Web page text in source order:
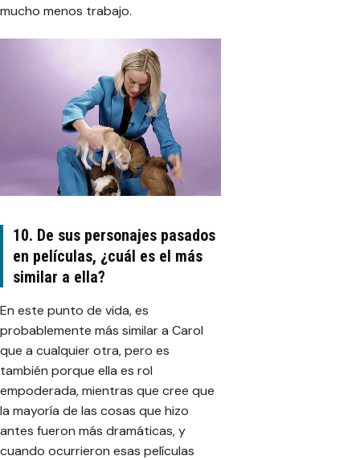
mucho menos trabajo.
10. De sus personajes pasados
en películas, ¿cuál es el más
similar a ella?
En este punto de vida, es
probablemente más similar a Carol
que a cualquier otra, pero es
también porque ella es rol
empoderada, mientras que cree que
la mayoría de las cosas que hizo
antes fueron más dramáticas, y
cuando ocurrieron esas películas